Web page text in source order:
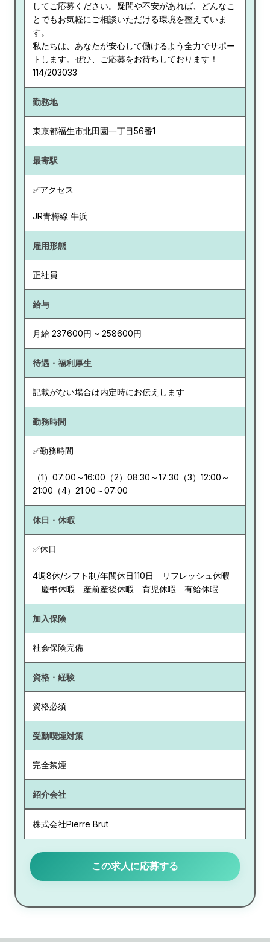
してご応募ください。疑問や不安があれば、どんなこ
とでもお気軽にご相談いただける環境を整えていま
す。
私たちは、あなたが安心して働けるよう全力でサポー
トします。ぜひ、ご応募をお待ちしております！
114/203033
勤務地
東京都福生市北田園一丁目56番1
最寄駅
✅アクセス
JR青梅線 牛浜
雇用形態
正社員
給与
月給 237600円 ~ 258600円
待遇・福利厚生
記載がない場合は内定時にお伝えします
勤務時間
✅勤務時間
（1）07:00～16:00（2）08:30～17:30（3）12:00～
21:00（4）21:00～07:00
休日・休暇
✅休日
4週8休/シフト制/年間休日110日 リフレッシュ休暇
慶弔休暇 産前産後休暇 育児休暇 有給休暇
加入保険
社会保険完備
資格・経験
資格必須
受動喫煙対策
完全禁煙
紹介会社
株式会社Pierre Brut
この求人に応募する